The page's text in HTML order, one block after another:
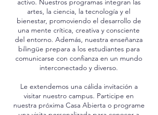
activo. Nuestros programas integran las
artes, la ciencia, la tecnología y el
bienestar, promoviendo el desarrollo de
una mente crítica, creativa y consciente
del entorno. Además, nuestra enseñanza
bilingüe prepara a los estudiantes para
comunicarse con confianza en un mundo
interconectado y diverso.
Le extendemos una cálida invitación a
visitar nuestro campus. Participe en
nuestra próxima Casa Abierta o programe